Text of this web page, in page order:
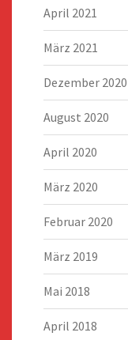
April 2021
März 2021
Dezember 2020
August 2020
April 2020
März 2020
Februar 2020
März 2019
Mai 2018
April 2018